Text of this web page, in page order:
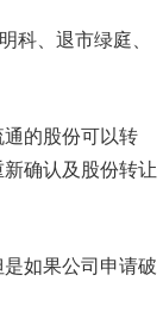
科 、退市绿庭、
的股份可以转
确认及股份转让
如果公司申请破